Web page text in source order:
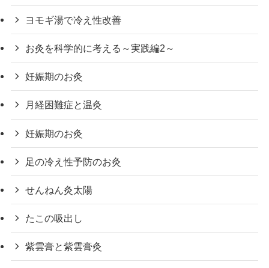
ヨモギ湯で冷え性改善
お灸を科学的に考える～実践編2～
妊娠期のお灸
月経困難症と温灸
妊娠期のお灸
足の冷え性予防のお灸
せんねん灸太陽
たこの吸出し
紫雲膏と紫雲膏灸